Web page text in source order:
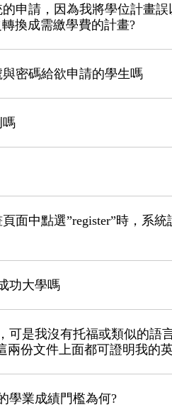
申請，因為我將學位計畫
換成需繳學費的計畫?
密碼給欲申請的學生嗎
嗎
面中點選”register”時，系
功大學嗎
可是我沒有托福或類似的語
份文件上面都可證明我的英
學業成績門檻為何?